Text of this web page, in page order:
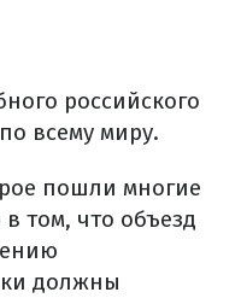
российского
всему миру.
пошли многие
том, что объезд
должны